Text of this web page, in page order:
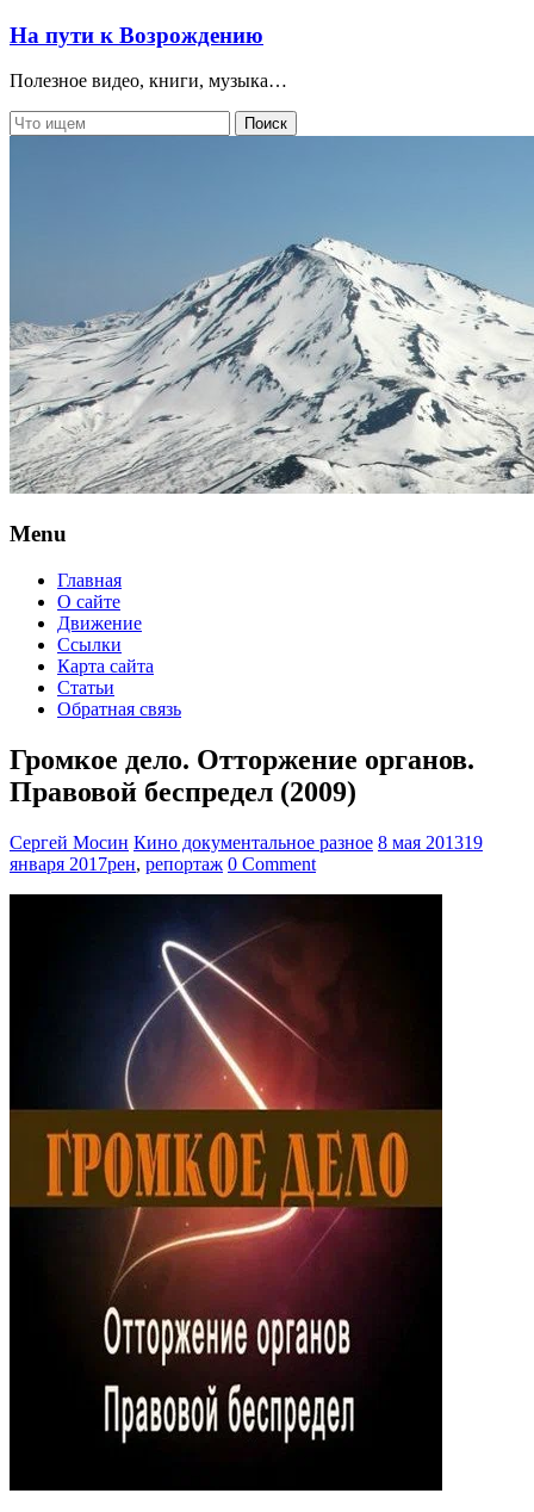
На пути к Возрождению
Полезное видео, книги, музыка…
Menu
Главная
О сайте
Движение
Ссылки
Карта сайта
Статьи
Обратная связь
Громкое дело. Отторжение органов.
Правовой беспредел (2009)
Сергей Мосин Кино документальное разное 8 мая 201319
января 2017рен, репортаж 0 Comment